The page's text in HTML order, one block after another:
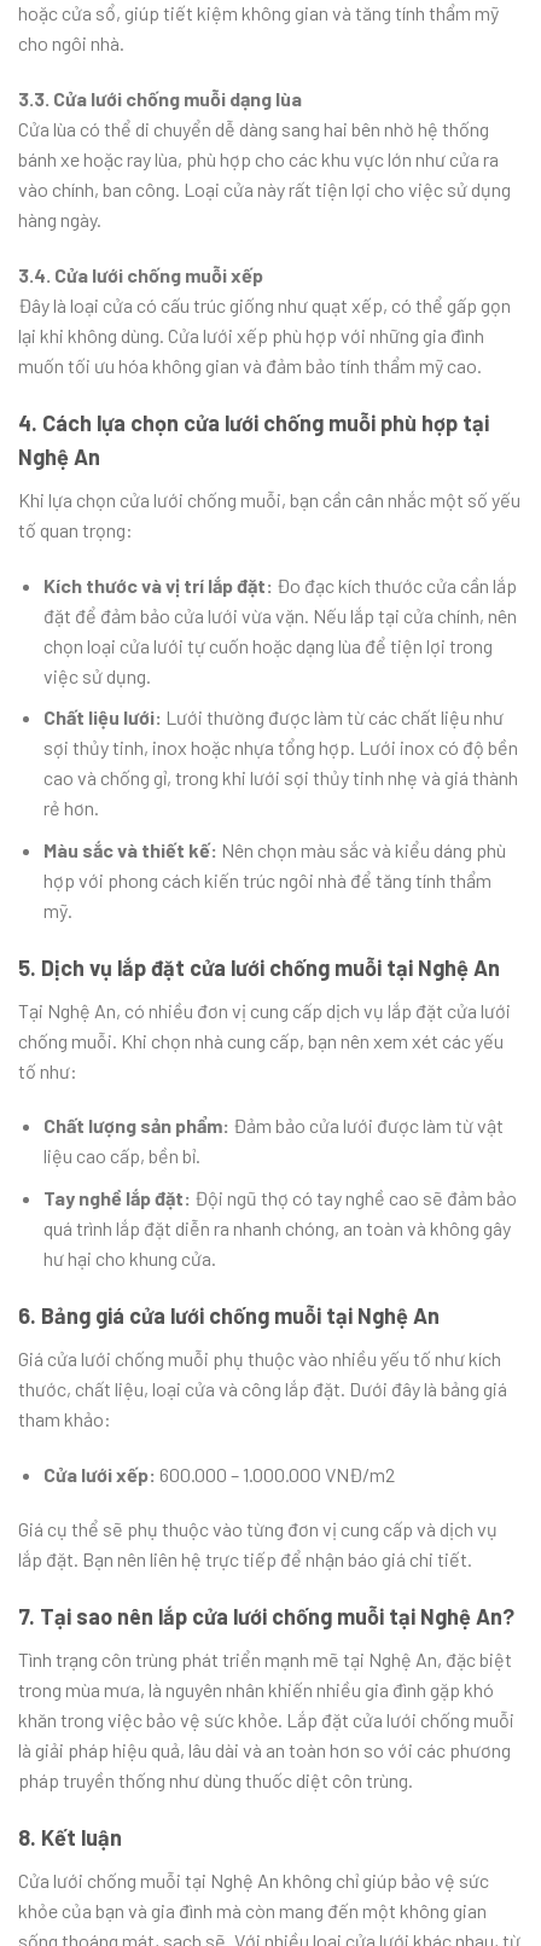
hoặc cửa sổ, giúp tiết kiệm không gian và tăng tính thẩm mỹ
cho ngôi nhà.
3.3. Cửa lưới chống muỗi dạng lùa
Cửa lùa có thể di chuyển dễ dàng sang hai bên nhờ hệ thống
bánh xe hoặc ray lùa, phù hợp cho các khu vực lớn như cửa ra
vào chính, ban công. Loại cửa này rất tiện lợi cho việc sử dụng
hàng ngày.
3.4. Cửa lưới chống muỗi xếp
Đây là loại cửa có cấu trúc giống như quạt xếp, có thể gấp gọn
lại khi không dùng. Cửa lưới xếp phù hợp với những gia đình
muốn tối ưu hóa không gian và đảm bảo tính thẩm mỹ cao.
4. Cách lựa chọn cửa lưới chống muỗi phù hợp tại
Nghệ An
Khi lựa chọn cửa lưới chống muỗi, bạn cần cân nhắc một số yếu
tố quan trọng:
Kích thước và vị trí lắp đặt: Đo đạc kích thước cửa cần lắp
đặt để đảm bảo cửa lưới vừa vặn. Nếu lắp tại cửa chính, nên
chọn loại cửa lưới tự cuốn hoặc dạng lùa để tiện lợi trong
việc sử dụng.
Chất liệu lưới: Lưới thường được làm từ các chất liệu như
sợi thủy tinh, inox hoặc nhựa tổng hợp. Lưới inox có độ bền
cao và chống gỉ, trong khi lưới sợi thủy tinh nhẹ và giá thành
rẻ hơn.
Màu sắc và thiết kế: Nên chọn màu sắc và kiểu dáng phù
hợp với phong cách kiến trúc ngôi nhà để tăng tính thẩm
mỹ.
5. Dịch vụ lắp đặt cửa lưới chống muỗi tại Nghệ An
Tại Nghệ An, có nhiều đơn vị cung cấp dịch vụ lắp đặt cửa lưới
chống muỗi. Khi chọn nhà cung cấp, bạn nên xem xét các yếu
tố như:
Chất lượng sản phẩm: Đảm bảo cửa lưới được làm từ vật
liệu cao cấp, bền bỉ.
Tay nghề lắp đặt: Đội ngũ thợ có tay nghề cao sẽ đảm bảo
quá trình lắp đặt diễn ra nhanh chóng, an toàn và không gây
hư hại cho khung cửa.
6. Bảng giá cửa lưới chống muỗi tại Nghệ An
Giá cửa lưới chống muỗi phụ thuộc vào nhiều yếu tố như kích
thước, chất liệu, loại cửa và công lắp đặt. Dưới đây là bảng giá
tham khảo:
Cửa lưới xếp: 600.000 – 1.000.000 VNĐ/m2
Giá cụ thể sẽ phụ thuộc vào từng đơn vị cung cấp và dịch vụ
lắp đặt. Bạn nên liên hệ trực tiếp để nhận báo giá chi tiết.
7. Tại sao nên lắp cửa lưới chống muỗi tại Nghệ An?
Tình trạng côn trùng phát triển mạnh mẽ tại Nghệ An, đặc biệt
trong mùa mưa, là nguyên nhân khiến nhiều gia đình gặp khó
khăn trong việc bảo vệ sức khỏe. Lắp đặt cửa lưới chống muỗi
là giải pháp hiệu quả, lâu dài và an toàn hơn so với các phương
pháp truyền thống như dùng thuốc diệt côn trùng.
8. Kết luận
Cửa lưới chống muỗi tại Nghệ An không chỉ giúp bảo vệ sức
khỏe của bạn và gia đình mà còn mang đến một không gian
sống thoáng mát, sạch sẽ. Với nhiều loại cửa lưới khác nhau, từ